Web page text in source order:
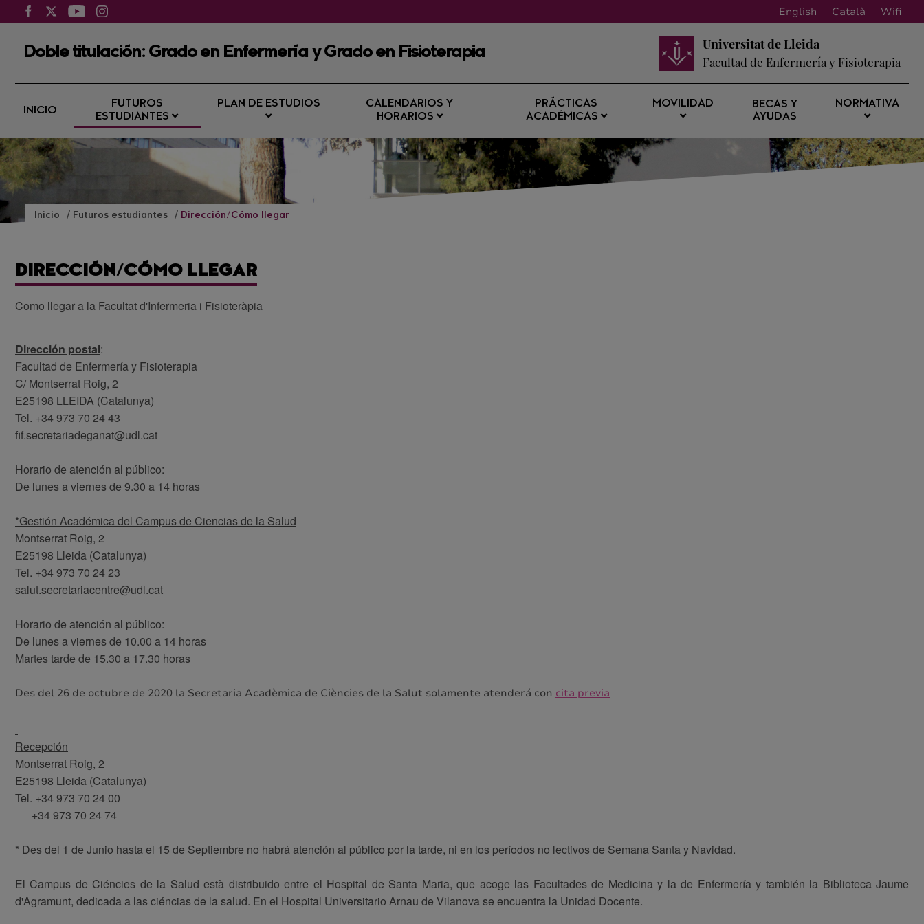
English Català Wifi
Doble titulación: Grado en Enfermería y Grado en Fisioterapia
Universitat de Lleida
Facultad de Enfermería y Fisioterapia
INICIO
FUTUROS
ESTUDIANTES
PLAN DE ESTUDIOS
CALENDARIOS Y
HORARIOS
PRÁCTICAS
ACADÉMICAS
MOVILIDAD
BECAS Y
AYUDAS
NORMATIVA
Inicio Futuros estudiantes Dirección/Cómo llegar
DIRECCIÓN/CÓMO LLEGAR
Como llegar a la Facultat d'Infermeria i Fisioteràpia
Dirección postal:
Facultad de Enfermería y Fisioterapia
C/ Montserrat Roig, 2
E25198 LLEIDA (Catalunya)
Tel. +34 973 70 24 43
fif.secretariadeganat@udl.cat
Horario de atención al público:
De lunes a viernes de 9.30 a 14 horas
*Gestión Académica del Campus de Ciencias de la Salud
Montserrat Roig, 2
E25198 Lleida (Catalunya)
Tel. +34 973 70 24 23
salut.secretariacentre@udl.cat
Horario de atención al público:
De lunes a viernes de 10.00 a 14 horas
Martes tarde de 15.30 a 17.30 horas
Des del 26 de octubre de 2020 la Secretaria Acadèmica de Ciències de la Salut solamente atenderá con cita previa
Recepción
Montserrat Roig, 2
E25198 Lleida (Catalunya)
Tel. +34 973 70 24 00
+34 973 70 24 74
* Des del 1 de Junio hasta el 15 de Septiembre no habrá atención al público por la tarde, ni en los períodos no lectivos de Semana Santa y Navidad.
El Campus de Ciéncies de la Saludestà distribuido entre el Hospital de Santa Maria, que acoge las Facultades de Medicina y la de Enfermería y también la Biblioteca Jaume
d'Agramunt, dedicada a las ciéncias de la salud. En el Hospital Universitario Arnau de Vilanova se encuentra la Unidad Docente.